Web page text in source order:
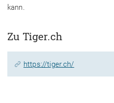
kann.
Zu Tiger.ch
https://tiger.ch/